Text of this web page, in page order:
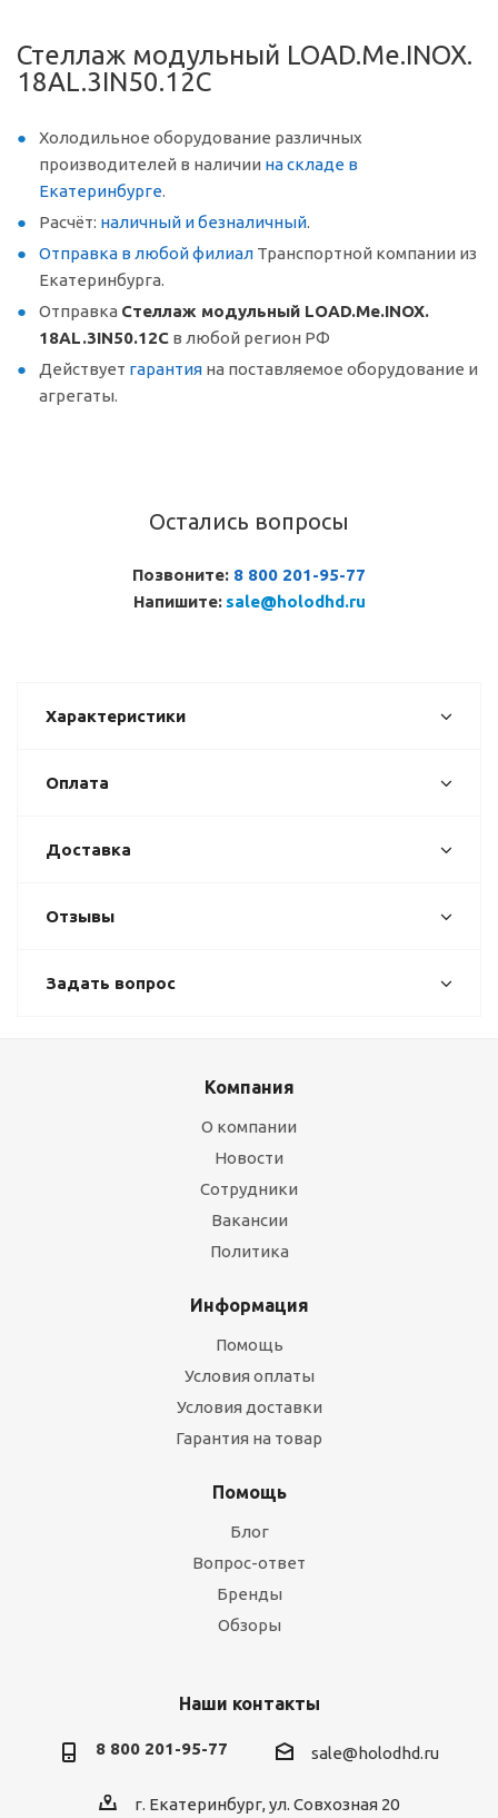
Стеллаж модульный LOAD.Me.INOX.
18AL.3IN50.12C
Холодильное оборудование различных
производителей в наличии на складе в
Екатеринбурге.
Расчёт: наличный и безналичный.
Отправка в любой филиал Транспортной компании из
Екатеринбурга.
Отправка Стеллаж модульный LOAD.Me.INOX.
18AL.3IN50.12C в любой регион РФ
Действует гарантия на поставляемое оборудование и
агрегаты.
Остались вопросы
Позвоните: 8 800 201-95-77
Напишите: sale@holodhd.ru
Характеристики
Оплата
Доставка
Отзывы
Задать вопрос
Компания
О компании
Новости
Сотрудники
Вакансии
Политика
Информация
Помощь
Условия оплаты
Условия доставки
Гарантия на товар
Помощь
Блог
Вопрос-ответ
Бренды
Обзоры
Наши контакты
8 800 201-95-77 sale@holodhd.ru
г. Екатеринбург, ул. Совхозная 20